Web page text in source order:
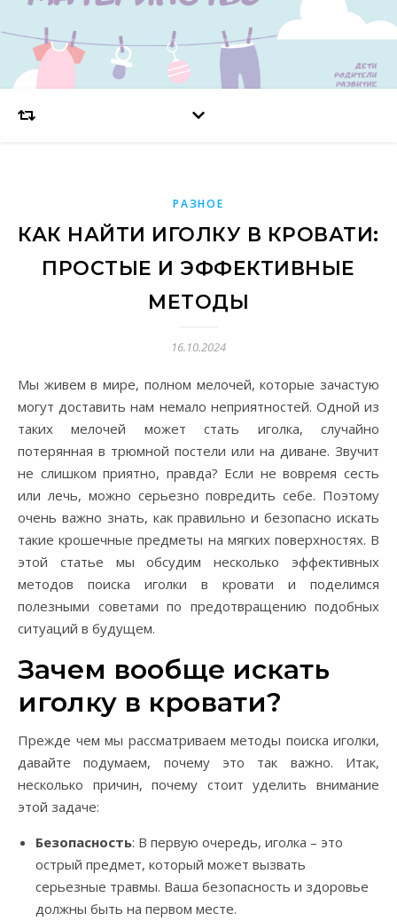
РАЗНОЕ
КАК НАЙТИ ИГОЛКУ В КРОВАТИ:
ПРОСТЫЕ И ЭФФЕКТИВНЫЕ
МЕТОДЫ
16.10.2024
Мы живем в мире, полном мелочей, которые зачастую
могут доставить нам немало неприятностей. Одной из
таких мелочей может стать иголка, случайно
потерянная в трюмной постели или на диване. Звучит
не слишком приятно, правда? Если не вовремя сесть
или лечь, можно серьезно повредить себе. Поэтому
очень важно знать, как правильно и безопасно искать
такие крошечные предметы на мягких поверхностях. В
этой статье мы обсудим несколько эффективных
методов поиска иголки в кровати и поделимся
полезными советами по предотвращению подобных
ситуаций в будущем.
Зачем вообще искать
иголку в кровати?
Прежде чем мы рассматриваем методы поиска иголки,
давайте подумаем, почему это так важно. Итак,
несколько причин, почему стоит уделить внимание
этой задаче:
Безопасность: В первую очередь, иголка – это
острый предмет, который может вызвать
серьезные травмы. Ваша безопасность и здоровье
должны быть на первом месте.